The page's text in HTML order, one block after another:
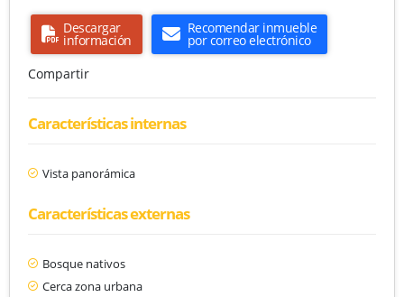
Descargar
información
Recomendar inmueble
por correo electrónico
Compartir
Características internas
Vista panorámica
Características externas
Bosque nativos
Cerca zona urbana